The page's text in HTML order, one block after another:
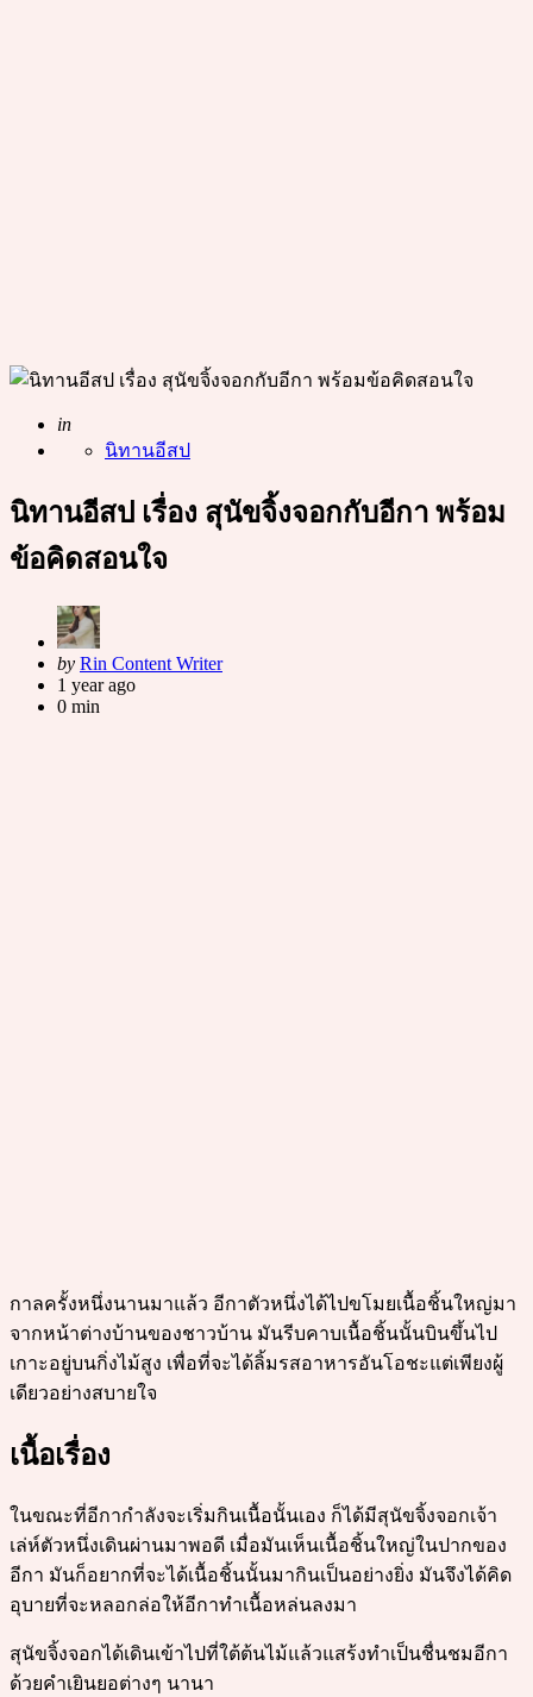
Posted
in
นิทานอีสป
นิทานอีสป เรื่อง สุนัขจิ้งจอกกับอีกา พร้อม
ข้อคิดสอนใจ
Posted
by
by Rin Content Writer
1 year ago
0 min
กาลครั้งหนึ่งนานมาแล้ว อีกาตัวหนึ่งได้ไปขโมยเนื้อชิ้นใหญ่มา
จากหน้าต่างบ้านของชาวบ้าน มันรีบคาบเนื้อชิ้นนั้นบินขึ้นไป
เกาะอยู่บนกิ่งไม้สูง เพื่อที่จะได้ลิ้มรสอาหารอันโอชะแต่เพียงผู้
เดียวอย่างสบายใจ
เนื้อเรื่อง
ในขณะที่อีกากำลังจะเริ่มกินเนื้อนั้นเอง ก็ได้มีสุนัขจิ้งจอกเจ้า
เล่ห์ตัวหนึ่งเดินผ่านมาพอดี เมื่อมันเห็นเนื้อชิ้นใหญ่ในปากของ
อีกา มันก็อยากที่จะได้เนื้อชิ้นนั้นมากินเป็นอย่างยิ่ง มันจึงได้คิด
อุบายที่จะหลอกล่อให้อีกาทำเนื้อหล่นลงมา
สุนัขจิ้งจอกได้เดินเข้าไปที่ใต้ต้นไม้แล้วแสร้งทำเป็นชื่นชมอีกา
ด้วยคำเยินยอต่างๆ นานา